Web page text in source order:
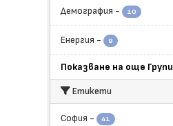
Демография - 10
Енергия - 9
Показване на още Групи
Етикети
София - 41